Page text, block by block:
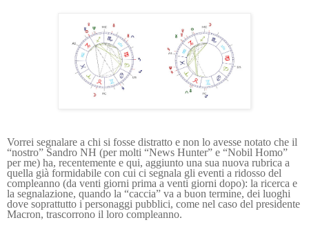
Vorrei segnalare a chi si fosse distratto e non lo avesse notato che il
“nostro” Sandro NH (per molti “News Hunter” e “Nobil Homo”
per me) ha, recentemente e qui, aggiunto una sua nuova rubrica a
quella già formidabile con cui ci segnala gli eventi a ridosso del
compleanno (da venti giorni prima a venti giorni dopo): la ricerca e
la segnalazione, quando la “caccia” va a buon termine, dei luoghi
dove soprattutto i personaggi pubblici, come nel caso del presidente
Macron, trascorrono il loro compleanno.